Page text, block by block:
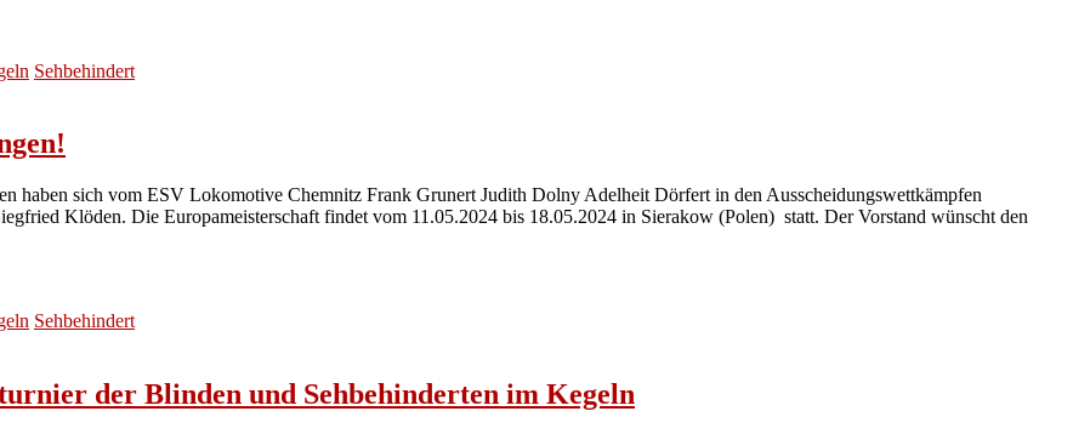
Sehbehindert
haben sich vom ESV Lokomotive Chemnitz Frank Grunert Judith Dolny Adelheit Dörfert in den Ausscheidungswettkämpfen
Klöden. Die Europameisterschaft findet vom 11.05.2024 bis 18.05.2024 in Sierakow (Polen) statt. Der Vorstand wünscht den
Sehbehindert
der Blinden und Sehbehinderten im Kegeln